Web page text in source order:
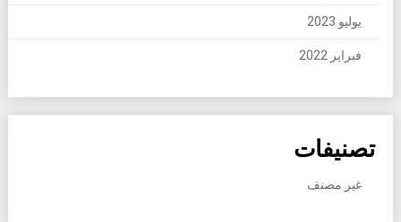
يوليو 2023
فبراير 2022
تصنيفات
غير مصنف